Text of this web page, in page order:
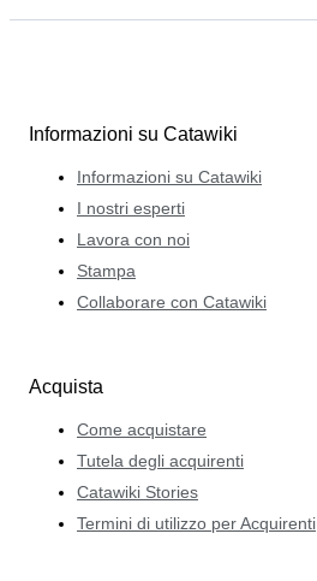
Informazioni su Catawiki
Informazioni su Catawiki
I nostri esperti
Lavora con noi
Stampa
Collaborare con Catawiki
Acquista
Come acquistare
Tutela degli acquirenti
Catawiki Stories
Termini di utilizzo per Acquirenti